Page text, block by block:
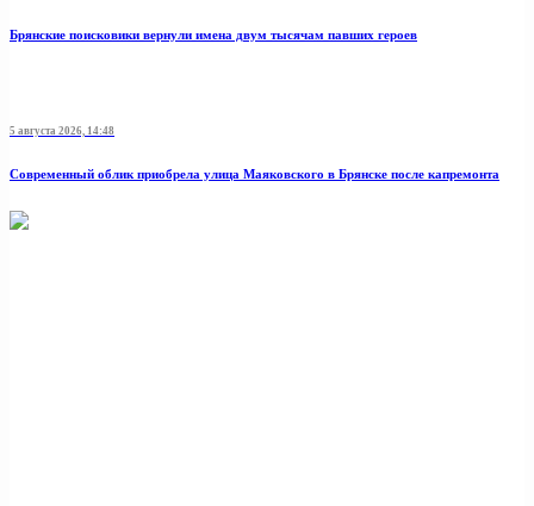
Брянские поисковики вернули имена двум тысячам павших героев
5 августа 2026, 14:48
Современный облик приобрела улица Маяковского в Брянске после капремонта